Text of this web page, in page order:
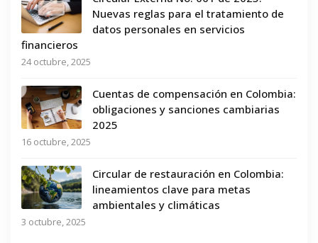
Nuevas reglas para el tratamiento de
datos personales en servicios
financieros
24 octubre, 2025
Cuentas de compensación en Colombia:
obligaciones y sanciones cambiarias
2025
16 octubre, 2025
Circular de restauración en Colombia:
lineamientos clave para metas
ambientales y climáticas
3 octubre, 2025